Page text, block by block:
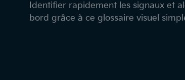
Identifier rapidement les signaux et
bord grâce à ce glossaire visuel